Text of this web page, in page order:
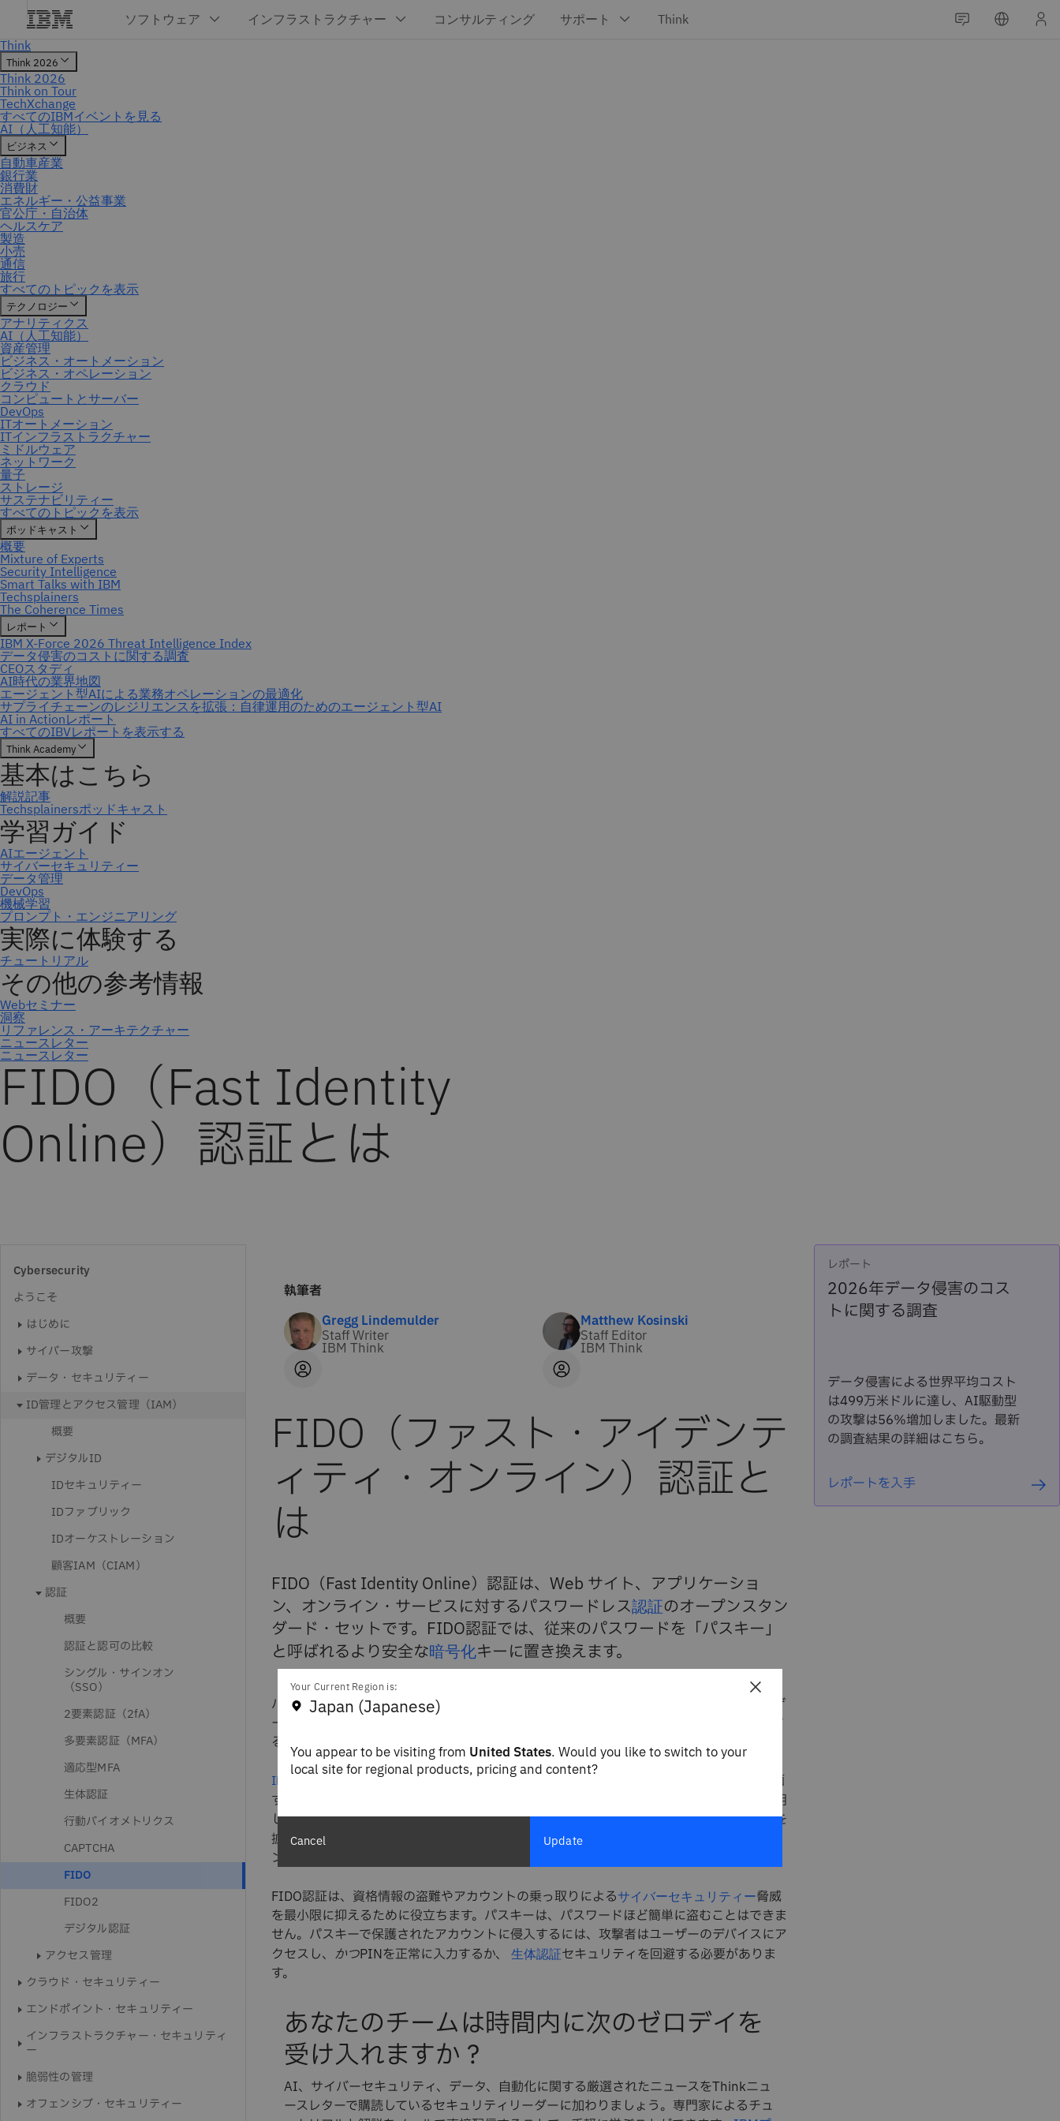
ニュースレター
FIDO（Fast Identity
Online）認証とは
Cybersecurity
ようこそ
はじめに
サイバー攻撃
データ・セキュリティー
ID管理とアクセス管理（IAM）
概要
デジタルID
IDセキュリティー
IDファブリック
IDオーケストレーション
顧客IAM（CIAM）
認証
概要
認証と認可の比較
シングル・サインオン
（SSO）
2要素認証（2fA）
多要素認証（MFA）
適応型MFA
生体認証
行動バイオメトリクス
CAPTCHA
FIDO
FIDO2
デジタル認証
アクセス管理
クラウド・セキュリティー
エンドポイント・セキュリティー
インフラストラクチャー・セキュリティ
ー
脆弱性の管理
オフェンシブ・セキュリティー
執筆者
Gregg Lindemulder
Staff Writer
IBM Think
Matthew Kosinski
Staff Editor
IBM Think
FIDO（ファスト・アイデンテ
ィティ・オンライン）認証と
は
FIDO（Fast Identity Online）認証は、Web サイト、アプリケーショ
ン、オンライン・サービスに対するパスワードレス認証のオープンスタン
ダード・セットです。FIDO認証では、従来のパスワードを「パスキー」
と呼ばれるより安全な暗号化キーに置き換えます。
パスキーはスマートフォンなどのユーザーのデバイスに保管されます。これにより、ユーザ
ーは、顔認識、指紋スキャン、PINの入力など、デバイスのロックを解除するために使用す
るものと同じ方法でWebサイトまたはアプリケーションにログインできるようになります。
IBM® X-Force Threat Intelligence Index
によると、認証情報の盗難は、侵害の被害者が直面
する最も一般的な被害です。
を使用
してこれらの認証情報を収集し、ダークウェブで販売したり、ネットワーク内での影響力を
拡大するために使用したりします。
サイバー攻撃の3分の1近くは、有効なユーザーアカウ
ントの乗っ取りです。
FIDO認証は、資格情報の盗難やアカウントの乗っ取りによるサイバーセキュリティー脅威
を最小限に抑えるために役立ちます。パスキーは、パスワードほど簡単に盗むことはできま
せん。パスキーで保護されたアカウントに侵入するには、攻撃者はユーザーのデバイスにア
クセスし、 かつPINを正常に入力するか、 生体認証セキュリティを回避する必要がありま
す。
あなたのチームは時間内に次のゼロデイを
受け入れますか？
AI、サイバーセキュリティ、データ、自動化に関する厳選されたニュースをThinkニュ
ースレターで購読しているセキュリティリーダーに加わりましょう。専門家によるチュ
レポート
2026年データ侵害のコス
トに関する調査
データ侵害による世界平均コスト
は499万米ドルに達し、AI駆動型
の攻撃は56％増加しました。最新
の調査結果の詳細はこちら。
レポートを入手
×
Your Current Region is:
Japan (Japanese)
You appear to be visiting from United States. Would you like to switch to your
local site for regional products, pricing and content?
Cancel Update